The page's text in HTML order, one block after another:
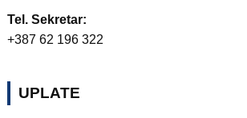
Tel. Sekretar:
+387 62 196 322
UPLATE